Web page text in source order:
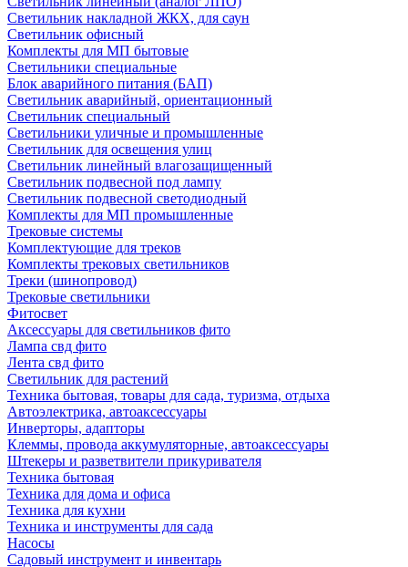
Светильник накладной ЖКХ, для саун
Светильник офисный
Комплекты для МП бытовые
Светильники специальные
Блок аварийного питания (БАП)
Светильник аварийный, ориентационный
Светильник специальный
Светильники уличные и промышленные
Светильник для освещения улиц
Светильник линейный влагозащищенный
Светильник подвесной под лампу
Светильник подвесной светодиодный
Комплекты для МП промышленные
Трековые системы
Комплектующие для треков
Комплекты трековых светильников
Треки (шинопровод)
Трековые светильники
Фитосвет
Аксессуары для светильников фито
Лампа свд фито
Лента свд фито
Светильник для растений
Техника бытовая, товары для сада, туризма, отдыха
Автоэлектрика, автоаксессуары
Инверторы, адапторы
Клеммы, провода аккумуляторные, автоаксессуары
Штекеры и разветвители прикуривателя
Техника бытовая
Техника для дома и офиса
Техника для кухни
Техника и инструменты для сада
Насосы
Садовый инструмент и инвентарь